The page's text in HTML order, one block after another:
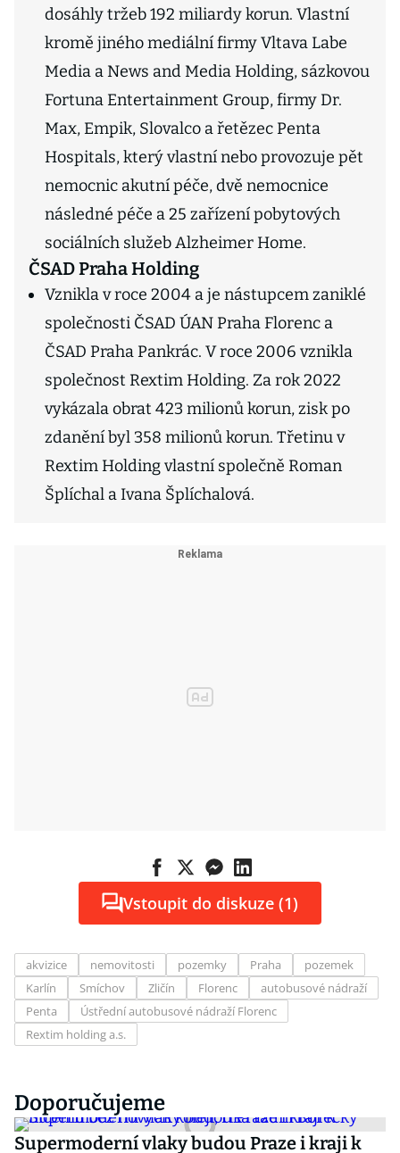
dosáhly tržeb 192 miliardy korun. Vlastní
kromě jiného mediální firmy Vltava Labe
Media a News and Media Holding, sázkovou
Fortuna Entertainment Group, firmy Dr.
Max, Empik, Slovalco a řetězec Penta
Hospitals, který vlastní nebo provozuje pět
nemocnic akutní péče, dvě nemocnice
následné péče a 25 zařízení pobytových
sociálních služeb Alzheimer Home.
ČSAD Praha Holding
Vznikla v roce 2004 a je nástupcem zaniklé
společnosti ČSAD ÚAN Praha Florenc a
ČSAD Praha Pankrác. V roce 2006 vznikla
společnost Rextim Holding. Za rok 2022
vykázala obrat 423 milionů korun, zisk po
zdanění byl 358 milionů korun. Třetinu v
Rextim Holding vlastní společně Roman
Šplíchal a Ivana Šplíchalová.
Vstoupit do diskuze (1)
akvizice nemovitosti pozemky Praha
pozemek
Karlín
Smíchov Zličín Florenc
autobusové nádraží
Penta
Ústřední autobusové nádraží Florenc
Rextim holding a.s.
Doporučujeme
Supermoderní vlaky budou Praze i kraji k